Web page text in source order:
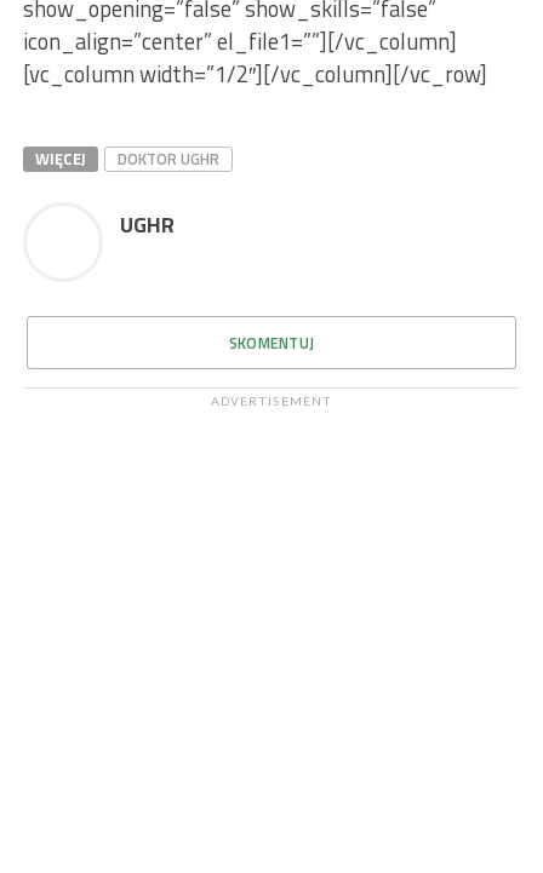
show_opening=”false” show_skills=”false”
icon_align=”center” el_file1=””][/vc_column]
[vc_column width=”1/2″][/vc_column][/vc_row]
WIĘCEJ DOKTOR UGHR
UGHR
SKOMENTUJ
ADVERTISEMENT